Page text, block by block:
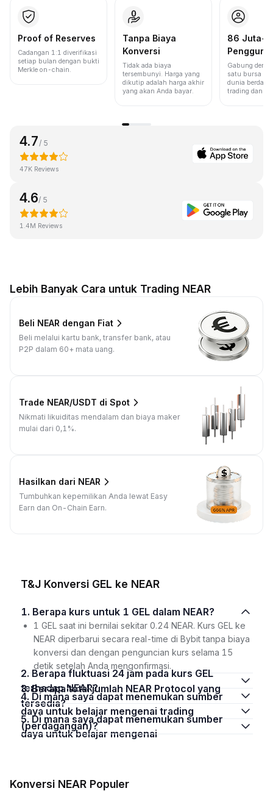
Proof of Reserves
Cadangan 1:1 diverifikasi
setiap bulan dengan bukti
Merkle on-chain.
Tanpa Biaya
Konversi
Tidak ada biaya
tersembunyi. Harga yang
dikutip adalah harga akhir
yang akan Anda bayar.
86 Juta+
Pengguna
Gabung
satu bursa
dunia
trading dan
4.7 / 5
47K Reviews
4.6/ 5
1.4M Reviews
Lebih Banyak Cara untuk Trading NEAR
Beli NEAR dengan Fiat
Beli melalui kartu bank, transfer bank, atau
P2P dalam 60+ mata uang.
Trade NEAR/USDT di Spot
Nikmati likuiditas mendalam dan biaya maker
mulai dari 0,1%.
Hasilkan dari NEAR
Tumbuhkan kepemilikan Anda lewat Easy
Earn dan On-Chain Earn.
T&J Konversi GEL ke NEAR
1. Berapa kurs untuk 1 GEL dalam NEAR?
1 GEL saat ini bernilai sekitar 0.24 NEAR. Kurs GEL ke
NEAR diperbarui secara real-time di Bybit tanpa biaya
konversi dan dengan penguncian kurs selama 15
detik setelah Anda mengonfirmasi.
2. Berapa fluktuasi 24 jam pada kurs GEL
terhadap NEAR?
3. Berapa total jumlah NEAR Protocol yang
tersedia?
4. Di mana saya dapat menemukan sumber
daya untuk belajar mengenai trading
(perdagangan)?
5. Di mana saya dapat menemukan sumber
daya untuk belajar mengenai
Konversi NEAR Populer